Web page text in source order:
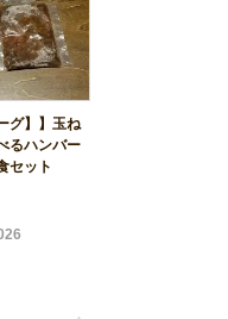
グ】】玉ね
るハンバー
セット